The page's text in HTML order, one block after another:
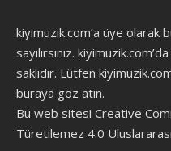
kiyimuzik.com’a üye olarak
sayılırsınız.
saklıdır. Lütfen
buraya göz atın.
Bu web sitesi Creative
Türetilemez 4.0